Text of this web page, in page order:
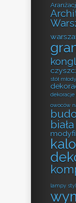
stół
dekoracje
owoców
lampy